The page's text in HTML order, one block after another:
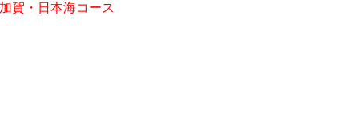
賀・日本海コース